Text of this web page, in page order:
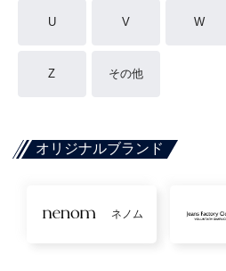
U V W
Z その他
オリジナルブランド
ネノム